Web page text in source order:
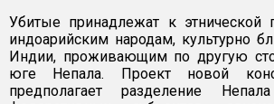
Убитые принадлежат к этнической
индоарийским народам, культурно
Индии, проживающим по другую
юге Непала. Проект новой
предполагает разделение